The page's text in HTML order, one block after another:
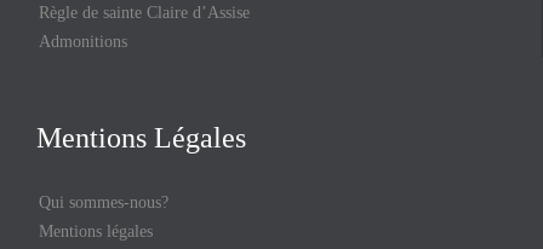
Règle de sainte Claire d’Assise
Admonitions
Mentions Légales
Qui sommes-nous?
Mentions légales